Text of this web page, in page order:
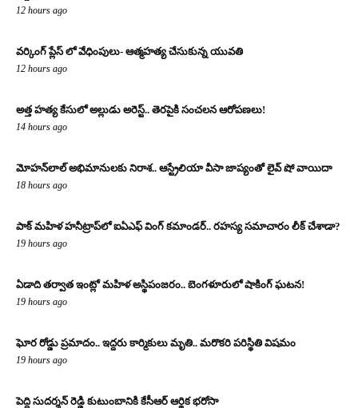
12 hours ago
వర్కింగ్ ప్లేస్ లో వేధింపులు- ఆత్మహత్య చేసుకున్న యువతి
12 hours ago
అత్త హత్య కేసులో అల్లుడు అరెస్ట్.. తెరపైకి సంచలన ఆరోపణలు!
14 hours ago
మోహన్‌లాల్ అభిమానులకు నిరాశ.. ఆస్ట్రేలియా వీసా జాప్యంతో లైవ్ షో వాయిదా
18 hours ago
పాక్ మహిళ హనీట్రాప్‌లో ఐఏఎఫ్ వింగ్ కమాండర్.. రహస్య సమాచారం లీక్ చేశాడా?
19 hours ago
ఏడాది తర్వాత ఇంట్లో మహిళ అస్థిపంజరం.. బెంగళూరులో షాకింగ్ ఘటన!
19 hours ago
ఘోర రోడ్డు ప్రమాదం.. ఇద్దరు కార్మికులు మృతి.. మరొకరి పరిస్థితి విషమం
19 hours ago
పెద్ది సుదర్శన్ రెడ్డి కుటుంబానికి కేసీఆర్ ఆర్థిక భరోసా